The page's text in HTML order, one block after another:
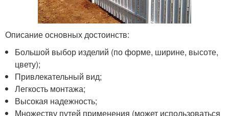
Описание основных достоинств:
Большой выбор изделий (по форме, ширине, высоте,
цвету);
Привлекательный вид;
Легкость монтажа;
Высокая надежность;
Множеству путей применения (может использоваться